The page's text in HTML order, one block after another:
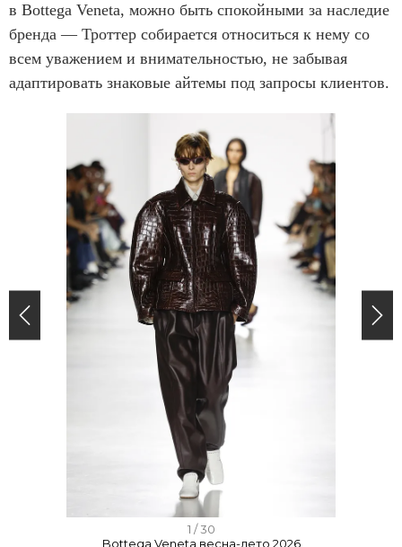
в Bottega Veneta, можно быть спокойными за наследие
бренда — Троттер собирается относиться к нему со
всем уважением и внимательностью, не забывая
адаптировать знаковые айтемы под запросы клиентов.
1 / 30
Bottega Veneta весна-лето 2026